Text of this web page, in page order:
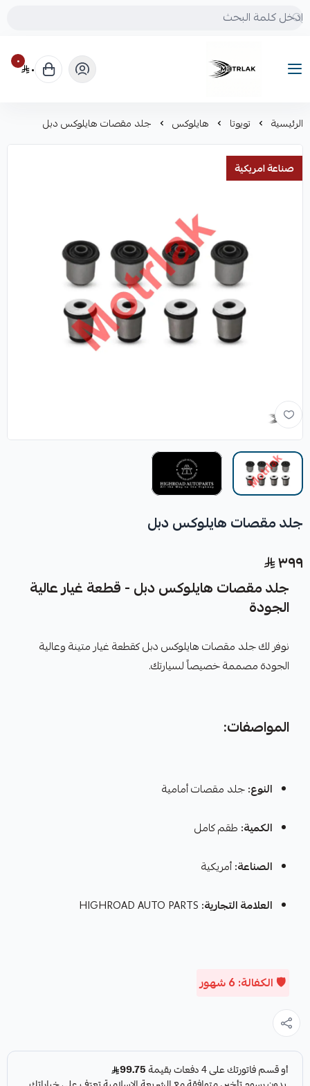
Motrlak
٠ ٠
الرئيسية تويوتا هايلوكس جلد مقصات هايلوكس دبل
صناعة امريكية
جلد مقصات هايلوكس دبل
٣٩٩
جلد مقصات هايلوكس دبل - قطعة غيار عالية
الجودة
نوفر لك جلد مقصات هايلوكس دبل كقطعة غيار متينة وعالية
الجودة مصممة خصيصاً لسيارتك.
المواصفات:
النوع:جلد مقصات أمامية
الكمية: طقم كامل
الصناعة:أمريكية
العلامة التجارية:
🛡️ الكفالة: 6 شهور